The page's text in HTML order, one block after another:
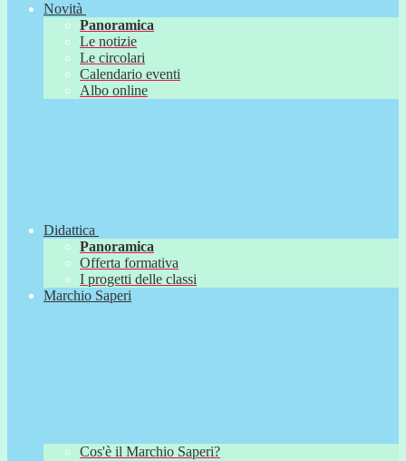
Novità
Panoramica
Le notizie
Le circolari
Calendario eventi
Albo online
Didattica
Panoramica
Offerta formativa
I progetti delle classi
Marchio Saperi
Cos'è il Marchio Saperi?